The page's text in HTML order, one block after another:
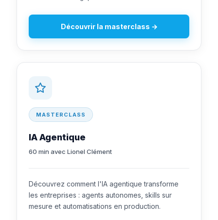
Découvrir la masterclass →
MASTERCLASS
IA Agentique
60 min avec Lionel Clément
Découvrez comment l'IA agentique transforme
les entreprises : agents autonomes, skills sur
mesure et automatisations en production.